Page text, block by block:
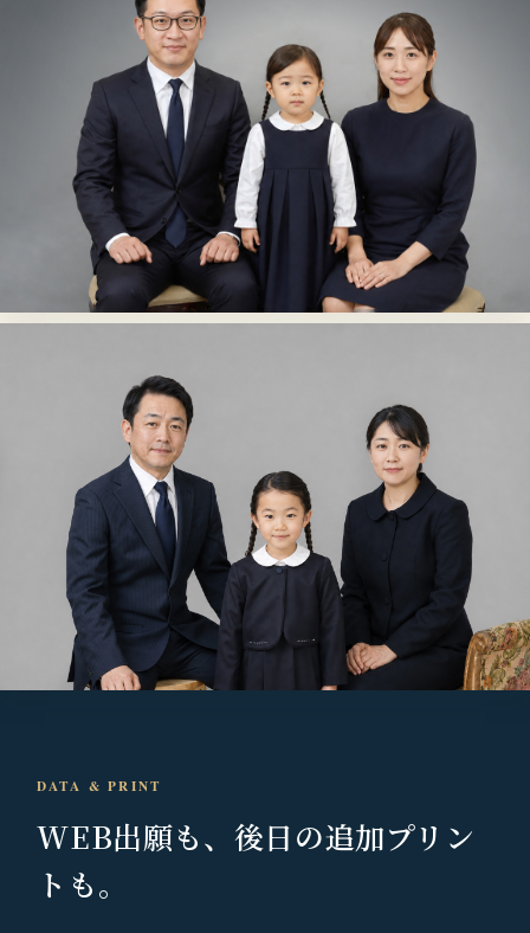
DATA & PRINT
WEB出願も、 後日の追加プリン
トも。